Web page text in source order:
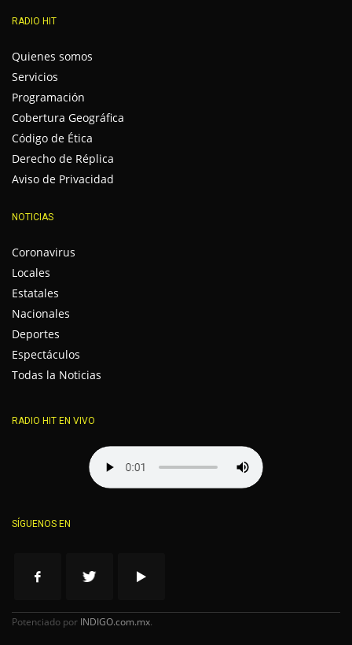
RADIO HIT
Quienes somos
Servicios
Programación
Cobertura Geográfica
Código de Ética
Derecho de Réplica
Aviso de Privacidad
NOTICIAS
Coronavirus
Locales
Estatales
Nacionales
Deportes
Espectáculos
Todas la Noticias
RADIO HIT EN VIVO
SÍGUENOS EN
Potenciado por INDIGO.com.mx.